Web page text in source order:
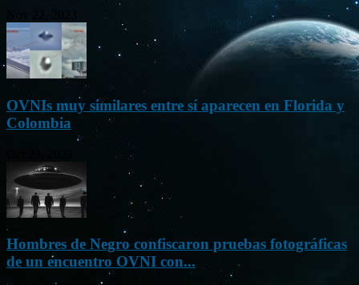
OVNIs muy similares entre sí aparecen en Florida y
Colombia
Hombres de Negro confiscaron pruebas fotográficas
de un encuentro OVNI con...